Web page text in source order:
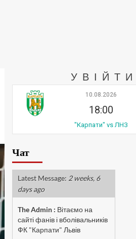
УВІЙТИ
10.08.2026
18:00
"Карпати" vs ЛНЗ
Чат
Latest Message: 2 weeks, 6
days ago
The Admin: Вітаємо на
сайті фанів і вболівальників
ФК "Карпати" Львів